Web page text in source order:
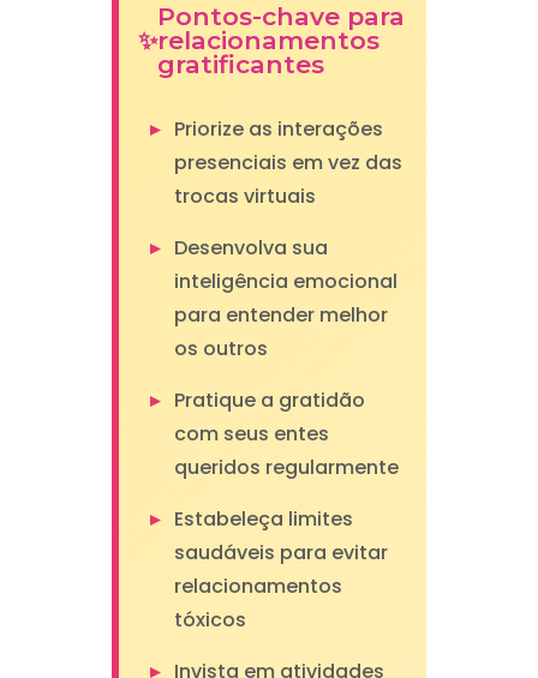
Pontos-chave para
relacionamentos
gratificantes
Priorize as interações
presenciais em vez das
trocas virtuais
Desenvolva sua
inteligência emocional
para entender melhor
os outros
Pratique a gratidão
com seus entes
queridos regularmente
Estabeleça limites
saudáveis para evitar
relacionamentos
tóxicos
Invista em atividades